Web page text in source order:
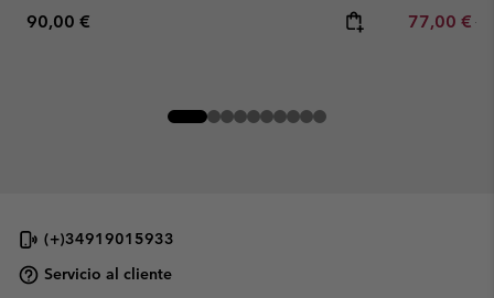
Regular price:
90,00 € Sale price:
77,00 €
(+)34919015933
Servicio al cliente